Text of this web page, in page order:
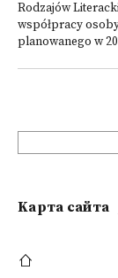
Rodzajów
współpracy
planowanego w
Kарта сайта